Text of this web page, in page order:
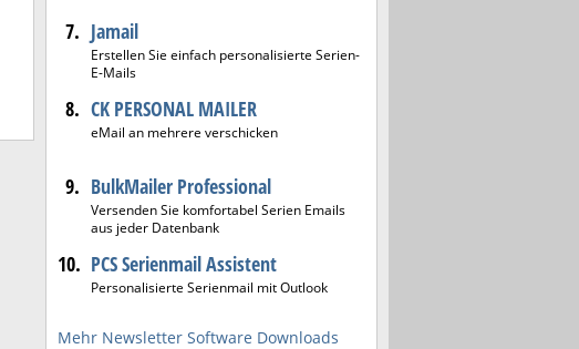
7. Jamail
Erstellen Sie einfach personalisierte Serien-
E-Mails
8. CK PERSONAL MAILER
eMail an mehrere verschicken
9. BulkMailer Professional
Versenden Sie komfortabel Serien Emails
aus jeder Datenbank
10. PCS Serienmail Assistent
Personalisierte Serienmail mit Outlook
Mehr Newsletter Software Downloads